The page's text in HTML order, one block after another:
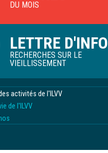
DU MOIS
LETTRE D'INFO
RECHERCHES SUR LE
VIEILLISSEMENT
activités de l'ILVV
de l'ILVV